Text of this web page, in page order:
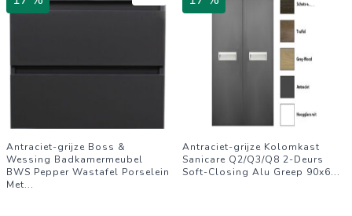
Antraciet-grijze Boss &
Wessing Badkamermeubel
BWS Pepper Wastafel Porselein
Met...
Antraciet-grijze Kolomkast
Sanicare Q2/Q3/Q8 2-Deurs
Soft-Closing Alu Greep 90x6...